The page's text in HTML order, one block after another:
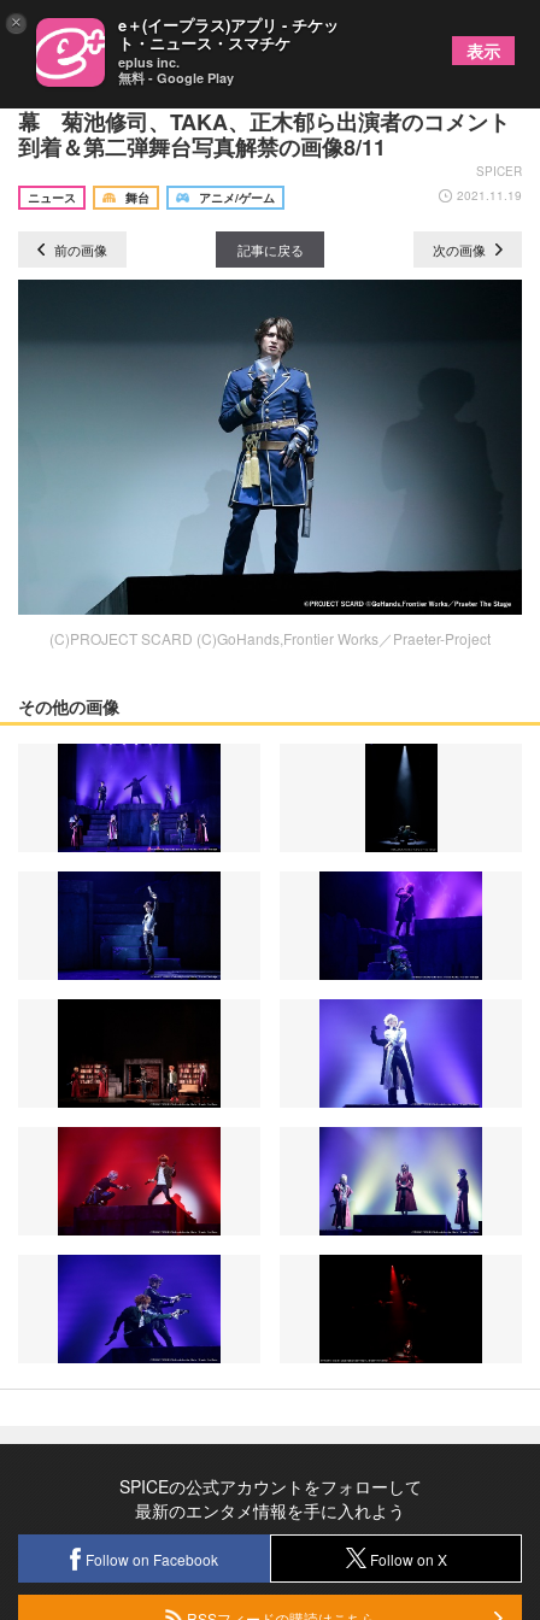
仲田博喜主演、舞台『プレイタの傷』東京公演開
幕 菊池修司、TAKA、正木郁ら出演者のコメント
到着＆第二弾舞台写真解禁の画像8/11
SPICER
ニュース
舞台 アニメ/ゲーム 2021.11.19
前の画像 記事に戻る 次の画像
(C)PROJECT SCARD (C)GoHands,Frontier Works／Praeter-Project
その他の画像
SPICEの公式アカウントをフォローして
最新のエンタメ情報を手に入れよう
Follow on Facebook Follow on X
× e＋(イープラス)アプリ - チケッ
ト・ニュース・スマチケ
eplus inc.
無料 - Google Play
表示